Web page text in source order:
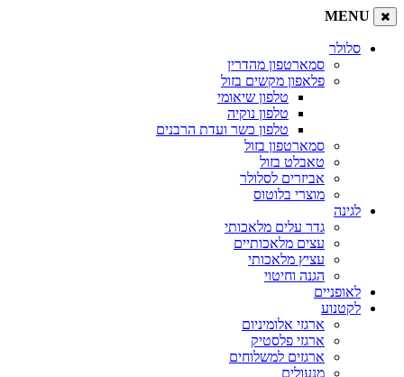
MENU
סלולר
סמארטפון מהדרין
פלאפון מקשים בזול
טלפון שיאומי
טלפון נוקיה
טלפון כשר ועדת הרבנים
סמארטפון בזול
טאבלט בזול
אביזרים לסלולר
מוצרי בלוטוס
לגינה
גדר עלים מלאכותי
עצים מלאכותיים
עציץ מלאכותי
הגנה וחיטוי
לאופניים
לקטנוע
ארגזי אלומיניום
ארגזי פלסטיק
ארגזים למשלוחים
מנעולים